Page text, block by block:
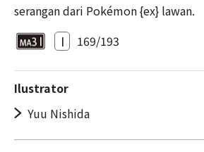
serangan dari Pokémon {ex} lawan.
I 169/193
Ilustrator
Yuu Nishida